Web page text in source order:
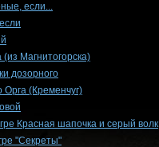
если...
Магнитогорска)
дозорного
Орга (Кременчуг)
Красная шапочка и серый волк
"Секреты"